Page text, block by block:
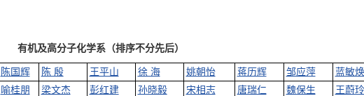
有机及高分子化学系（排序不分先后）
陈国辉 陈 殷 王平山 徐 海 姚朝怡 蒋历辉 邹应萍
蓝敏焕
喻桂朋
梁文杰 彭红建 孙晓毅 宋相志 唐瑞仁 魏保生
王蔚玲